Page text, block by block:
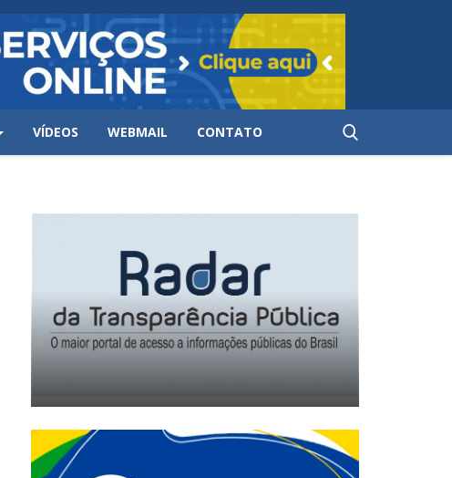
VÍDEOS WEBMAIL CONTATO